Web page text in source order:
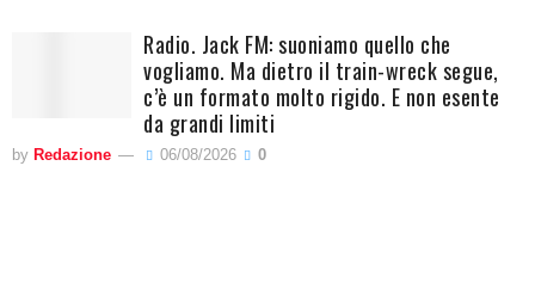
Radio. Jack FM: suoniamo quello che
vogliamo. Ma dietro il train-wreck segue,
c’è un formato molto rigido. E non esente
da grandi limiti
by Redazione 06/08/2026 0